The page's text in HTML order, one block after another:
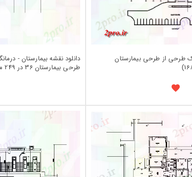
طرحی از طرحی بیمارستان
طرحی بیمارستان 36 در 249 متر (کد168883)